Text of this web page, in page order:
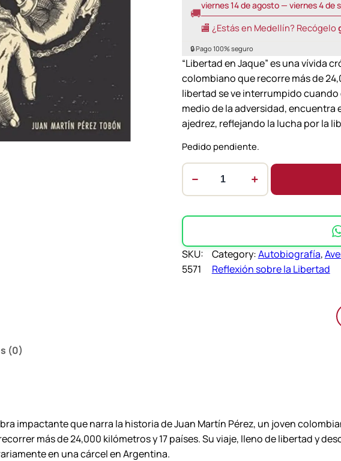
🚚
viernes 14 de agosto — viernes 4 de
🏬 ¿Estás en Medellín? Recógelo
🔒 Pago 100% seguro
“Libertad en Jaque” es una vívida
colombiano que recorre más de
libertad se ve interrumpido
medio de la adversidad, encuentra
ajedrez, reflejando la lucha por la
Pedido pendiente.
b
r
t
a
J
u
− +
SKU:
5571
Category:Autobiografía,
Reflexión sobre la Libertad
(0)
impactante que narra la historia de Juan Martín Pérez, un joven
más de 24,000 kilómetros y 17 países. Su viaje, lleno de libertad y
en una cárcel en Argentina.